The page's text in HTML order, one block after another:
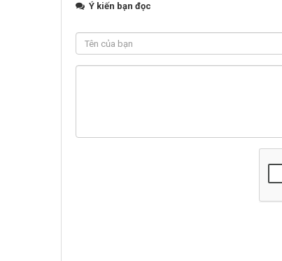
Ý kiến bạn đọc